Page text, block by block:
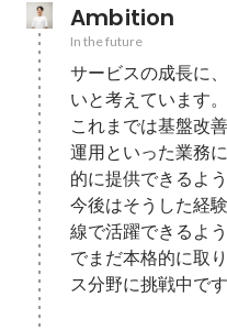
Ambition
In the future
サービスの成長に
いと考えています。
これまでは基盤改
運用といった業務
的に提供できるよ
今後はそうした経
線で活躍できるよ
でまだ本格的に取
ス分野に挑戦中です